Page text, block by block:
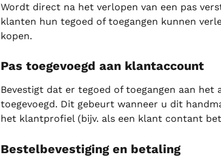
Wordt direct na het verlopen van een pas
klanten hun tegoed of toegangen kunnen
kopen.
Pas toegevoegd aan klantaccount
Bevestigt dat er tegoed of toegangen aan het
toegevoegd. Dit gebeurt wanneer u dit
het klantprofiel (bijv. als een klant contant
Bestelbevestiging en betaling